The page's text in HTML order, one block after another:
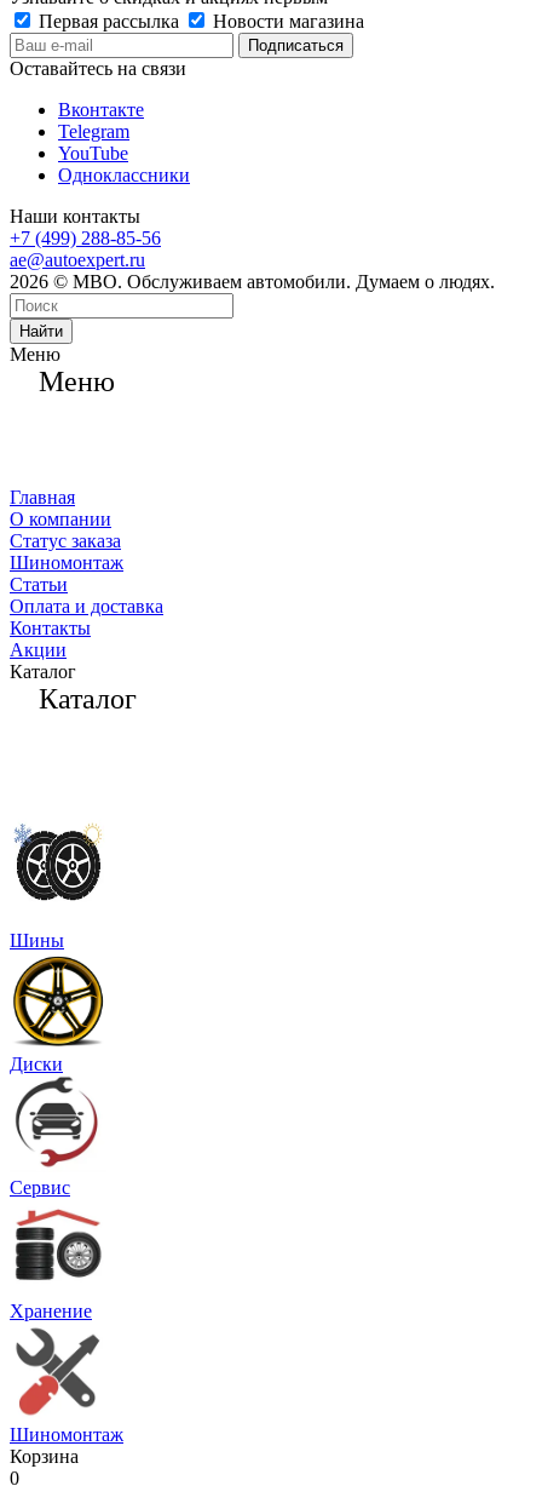
Первая рассылка
Новости магазина
Оставайтесь на связи
Вконтакте
Telegram
YouTube
Одноклассники
Наши контакты
+7 (499) 288-85-56
ae@autoexpert.ru
2026 © МВО. Обслуживаем автомобили. Думаем о людях.
Найти
Меню
Меню
Главная
О компании
Статус заказа
Шиномонтаж
Статьи
Оплата и доставка
Контакты
Акции
Каталог
Каталог
Шины
Диски
Сервис
Хранение
Шиномонтаж
Корзина
0